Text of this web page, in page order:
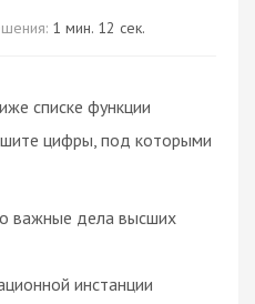
1 мин. 12 сек.
списке функции
цифры, под которыми
важные дела высших
инстанции